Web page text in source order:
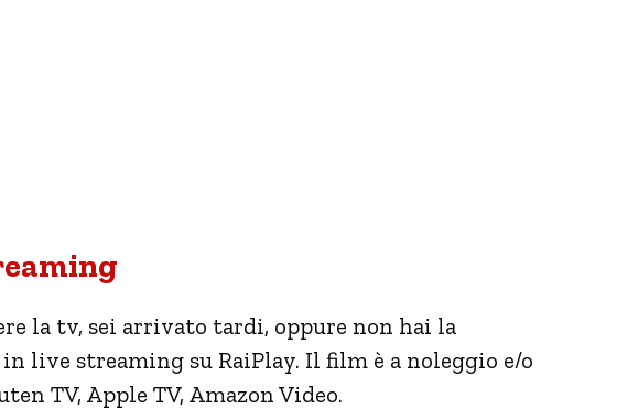
la tv, sei arrivato tardi, oppure non hai la
in live streaming su RaiPlay. Il film è a noleggio e/o
TV, Apple TV, Amazon Video.